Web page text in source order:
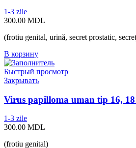
1-3 zile
300.00 MDL
(frotiu genital, urină, secret prostatic,
В корзину
Быстрый просмотр
Закрывать
Virus papilloma uman tip 16,
1-3 zile
300.00 MDL
(frotiu genital)